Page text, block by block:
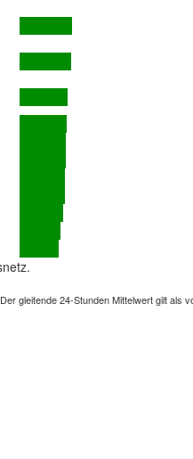
gleitende 24-Stunden Mittelwert gilt als